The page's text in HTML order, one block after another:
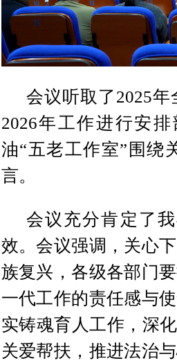
会议听取了2025
2026年工作进行安
油“五老工作室”围绕
言。
会议充分肯定了
效。会议强调，关心
族复兴，各级各部门
一代工作的责任感与
实铸魂育人工作，深
关爱帮扶，推进法治